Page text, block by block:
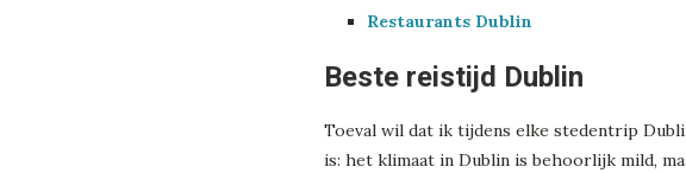
Restaurants Dublin
Beste reistijd Dublin
Toeval wil dat ik tijdens elke stedentrip
is: het klimaat in Dublin is behoorlijk mild,